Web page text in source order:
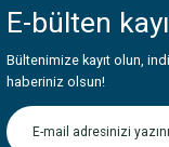
Görüş ve önerileriniz
Ürün resmi
Ürün
Ürün bilgilerinde
E-bülten
Bültenimize kayıt olun,
haberiniz olsun!